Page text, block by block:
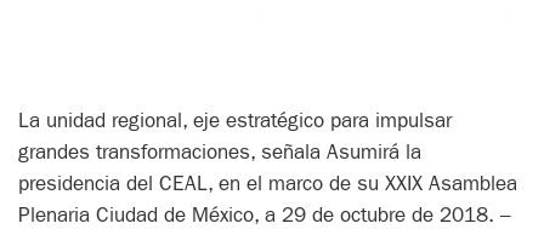
La unidad regional, eje estratégico para impulsar
grandes transformaciones, señala Asumirá la
presidencia del CEAL, en el marco de su XXIX Asamblea
Plenaria Ciudad de México, a 29 de octubre de 2018. –